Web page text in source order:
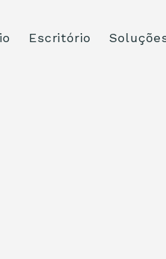
Escritório